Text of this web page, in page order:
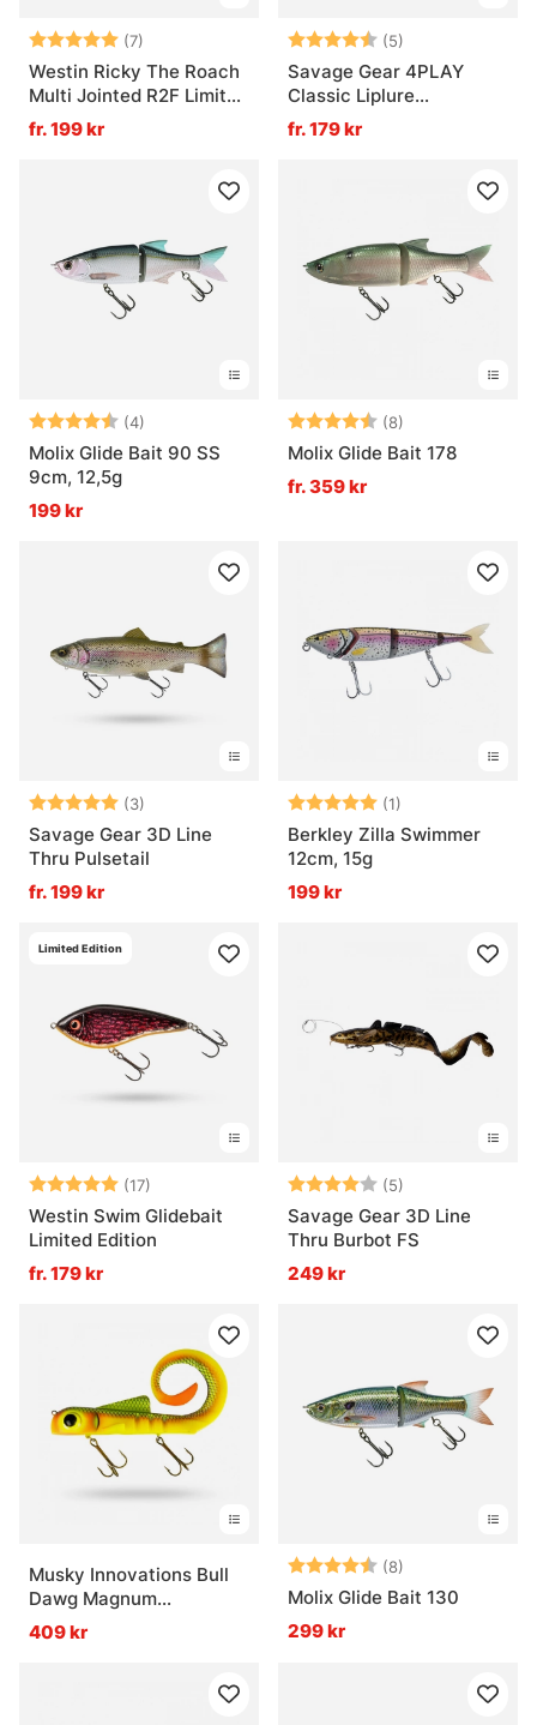
Betyg: (7)
5.0 utav 5 stjärnor
Westin Ricky The Roach
Multi Jointed R2F Limited
Edition
fr. 199 kr
Betyg: (5)
Savage Gear 4PLAY
Classic Liplure
Suspending
fr. 179 kr
Betyg: (4)
4.3 utav 5 stjärnor
Molix Glide Bait 90 SS
9cm, 12,5g
199 kr
Betyg: (8)
Molix Glide Bait 178
fr. 359 kr
Betyg: (3)
5.0 utav 5 stjärnor
Savage Gear 3D Line
Thru Pulsetail
fr. 199 kr
Betyg: (1)
Berkley Zilla Swimmer
12cm, 15g
199 kr
Limited Edition
Betyg: (17)
5.0 utav 5 stjärnor
Westin Swim Glidebait
Limited Edition
fr. 179 kr
Betyg: (5)
Savage Gear 3D Line
Thru Burbot FS
249 kr
Musky Innovations Bull
Dawg Magnum
12''/30,5cm, 226g
409 kr
Betyg: (8)
Molix Glide Bait 130
299 kr